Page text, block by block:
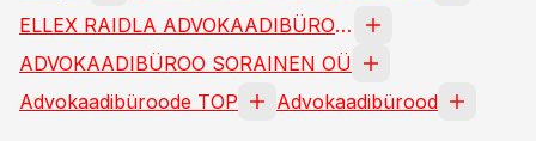
ELLEX RAIDLA ADVOKAADIBÜROO OÜ
ADVOKAADIBÜROO SORAINEN OÜ
Advokaadibüroode TOP
Advokaadibürood